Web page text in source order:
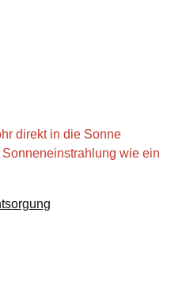
direkt in die Sonne
wie ein